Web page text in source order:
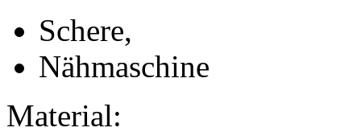
Schere,
Nähmaschine
Material: